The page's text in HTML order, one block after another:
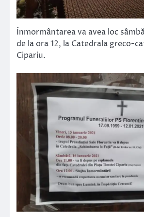
Înmormântarea va avea loc
de la ora 12, la Catedrala greco-
Cipariu.